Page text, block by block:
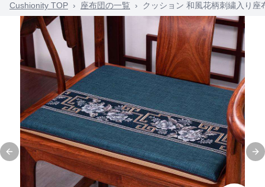
Cushionity TOP › 座布団の一覧 › クッション 和風花柄刺繍入り座
Previous slide